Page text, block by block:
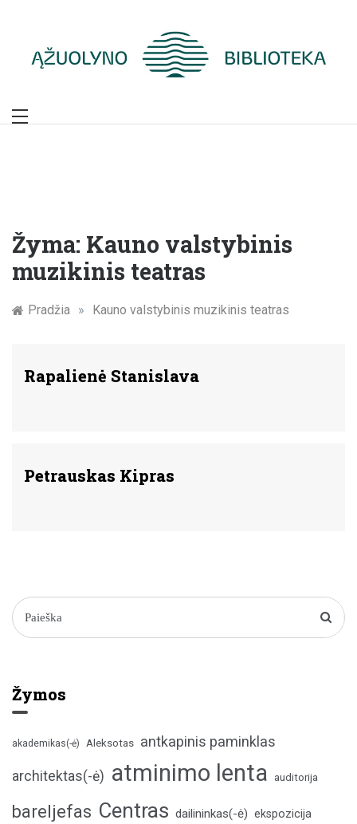
Žymūs Kauno
Žyma: Kauno valstybinis
muzikinis teatras
Pradžia » Kauno valstybinis muzikinis teatras
Rapalienė Stanislava
Petrauskas Kipras
Žymos
akademikas(-ė) Aleksotas antkapinis paminklas
architektas(-ė) atminimo lenta auditorija
bareljefas Centras dailininkas(-ė) ekspozicija